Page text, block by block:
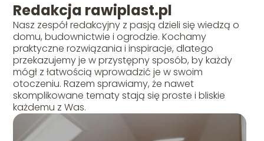
Redakcja rawiplast.pl
Nasz zespół redakcyjny z pasją dzieli się wiedzą o
domu, budownictwie i ogrodzie. Kochamy
praktyczne rozwiązania i inspiracje, dlatego
przekazujemy je w przystępny sposób, by każdy
mógł z łatwością wprowadzić je w swoim
otoczeniu. Razem sprawiamy, że nawet
skomplikowane tematy stają się proste i bliskie
każdemu z Was.